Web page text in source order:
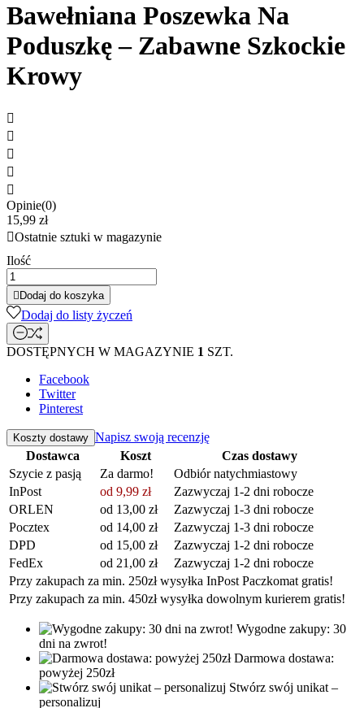
Bawełniana Poszewka Na
Poduszkę – Zabawne Szkockie
Krowy





Opinie(0)
15,99 zł
Ostatnie sztuki w magazynie
Ilość
 Dodaj do koszyka
Dodaj do listy życzeń
DOSTĘPNYCH W MAGAZYNIE 1 SZT.
Facebook
Twitter
Pinterest
Koszty dostawy Napisz swoją recenzję
Dostawca
Koszt
Czas dostawy
Szycie z pasją
Za darmo!
Odbiór natychmiastowy
InPost
od 9,99 zł
Zazwyczaj 1-2 dni robocze
ORLEN
od 13,00 zł
Zazwyczaj 1-3 dni robocze
Pocztex
od 14,00 zł
Zazwyczaj 1-3 dni robocze
DPD
od 15,00 zł
Zazwyczaj 1-2 dni robocze
FedEx
od 21,00 zł
Zazwyczaj 1-2 dni robocze
Przy zakupach za min. 250zł wysyłka InPost Paczkomat gratis!
Przy zakupach za min. 450zł wysyłka dowolnym kurierem gratis!
Wygodne zakupy: 30
dni na zwrot!
Darmowa dostawa:
powyżej 250zł
Stwórz swój unikat –
personalizuj